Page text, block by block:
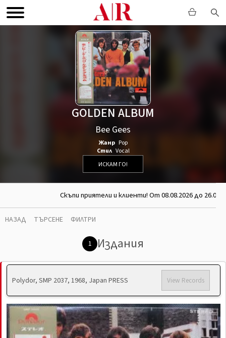
GOLDEN ALBUM
Bee Gees
Жанр Pop
Стил Vocal
ИСКАМ ГО!
Скъпи приятели и клиенти! От 08.08.2026 до
НАЗАД ТЪРСЕНЕ ФИЛТРИ
1 Издания
Polydor, SMP 2037, 1968, Japan PRESS View Records